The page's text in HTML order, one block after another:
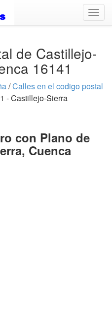
de Castillejo-
16141
/Calles en el codigo postal
- Castillejo-Sierra
con Plano de
Cuenca